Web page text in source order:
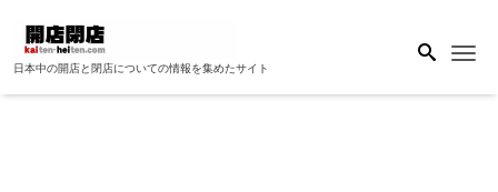
日本中の開店と閉店についての情報を集めたサイト